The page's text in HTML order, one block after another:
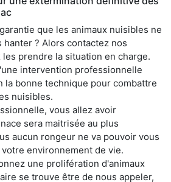
que les animaux nuisibles ne
? Alors contactez nos
prendre la situation en charge.
intervention professionnelle
la bonne technique pour combattre
nuisibles.
vous allez avoir
sera maitrisée au plus
aucun rongeur ne va pouvoir vous
environnement de vie.
une prolifération d'animaux
se trouve être de nous appeler,